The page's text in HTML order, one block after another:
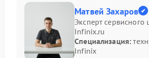
последствиям и увеличению
Основные причины
зарядки
Матвей Захаров
Эксперт сервисного
Infinix.ru
Специализация:
Infinix